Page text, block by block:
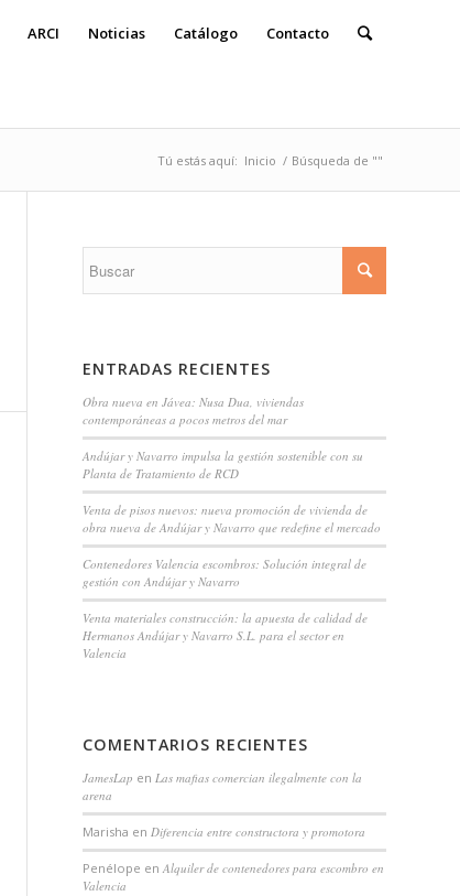
ARCI Noticias Catálogo Contacto
Tú estás aquí: Inicio / Búsqueda de ""
ENTRADAS RECIENTES
Obra nueva en Jávea: Nusa Dua, viviendas
contemporáneas a pocos metros del mar
Andújar y Navarro impulsa la gestión sostenible con su
Planta de Tratamiento de RCD
Venta de pisos nuevos: nueva promoción de vivienda de
obra nueva de Andújar y Navarro que redefine el mercado
Contenedores Valencia escombros: Solución integral de
gestión con Andújar y Navarro
Venta materiales construcción: la apuesta de calidad de
Hermanos Andújar y Navarro S.L. para el sector en
Valencia
COMENTARIOS RECIENTES
JamesLap enLas mafias comercian ilegalmente con la
arena
Marisha enDiferencia entre constructora y promotora
Penélope enAlquiler de contenedores para escombro en
Valencia